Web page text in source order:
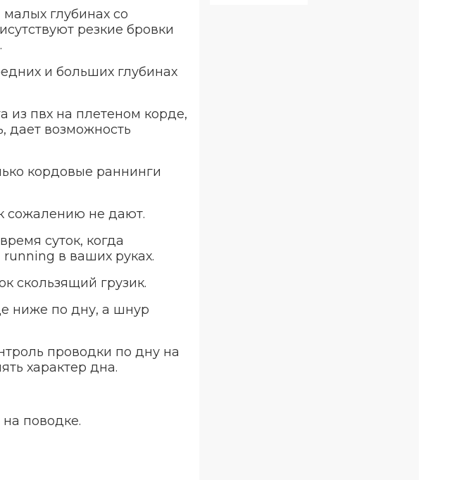
глубинах со
резкие бровки
и больших глубинах
пвх на плетеном корде,
дает возможность
кордовые раннинги
сожалению не дают.
суток, когда
в ваших руках.
скользящий грузик.
ниже по дну, а шнур
проводки по дну на
характер дна.
поводке.